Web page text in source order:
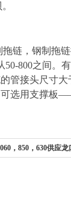
链，钢制拖链
800之间
接头尺寸大
选用支撑板
，850，630供应